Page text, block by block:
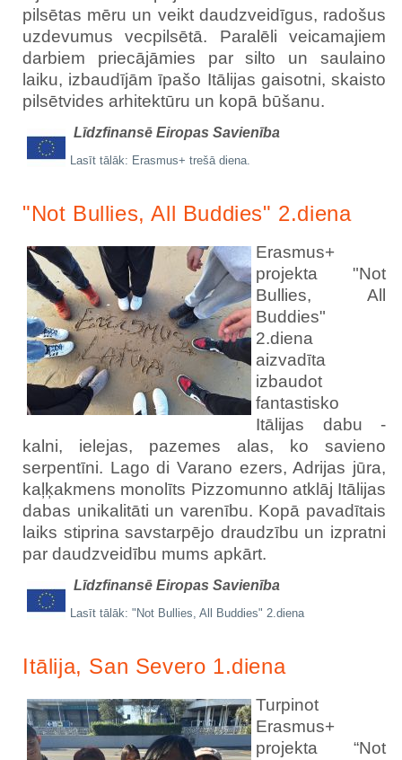
pilsētas mēru un veikt daudzveidīgus, radošus
uzdevumus vecpilsētā. Paralēli veicamajiem
darbiem priecājāmies par silto un saulaino
laiku, izbaudījām īpašo Itālijas gaisotni, skaisto
pilsētvides arhitektūru un kopā būšanu.
Līdzfinansē Eiropas Savienība
Lasīt tālāk: Erasmus+ trešā diena.
"Not Bullies, All Buddies" 2.diena
Erasmus+
projekta "Not
Bullies, All
Buddies"
2.diena
aizvadīta
izbaudot
fantastisko
Itālijas dabu -
kalni, ielejas, pazemes alas, ko savieno
serpentīni. Lago di Varano ezers, Adrijas jūra,
kaļķakmens monolīts Pizzomunno atklāj Itālijas
dabas unikalitāti un varenību. Kopā pavadītais
laiks stiprina savstarpējo draudzību un izpratni
par daudzveidību mums apkārt.
Līdzfinansē Eiropas Savienība
Lasīt tālāk: "Not Bullies, All Buddies" 2.diena
Itālija, San Severo 1.diena
Turpinot
Erasmus+
projekta “Not